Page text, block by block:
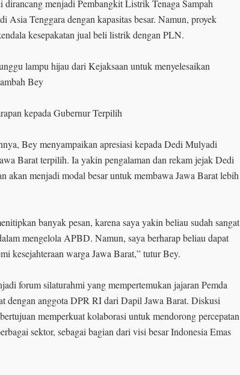
dirancang menjadi Pembangkit Listrik Tenaga Sampah
Asia Tenggara dengan kapasitas besar. Namun, proyek
kesepakatan jual beli listrik dengan PLN.
lampu hijau dari Kejaksaan untuk menyelesaikan
Bey
kepada Gubernur Terpilih
Bey menyampaikan apresiasi kepada Dedi Mulyadi
Barat terpilih. Ia yakin pengalaman dan rekam jejak Dedi
akan menjadi modal besar untuk membawa Jawa Barat lebih
banyak pesan, karena saya yakin beliau sudah sangat
mengelola APBD. Namun, saya berharap beliau dapat
kesejahteraan warga Jawa Barat,” tutur Bey.
forum silaturahmi yang mempertemukan jajaran Pemda
dengan anggota DPR RI dari Dapil Jawa Barat. Diskusi
memperkuat kolaborasi untuk mendorong percepatan
sektor, sebagai bagian dari visi besar Indonesia Emas